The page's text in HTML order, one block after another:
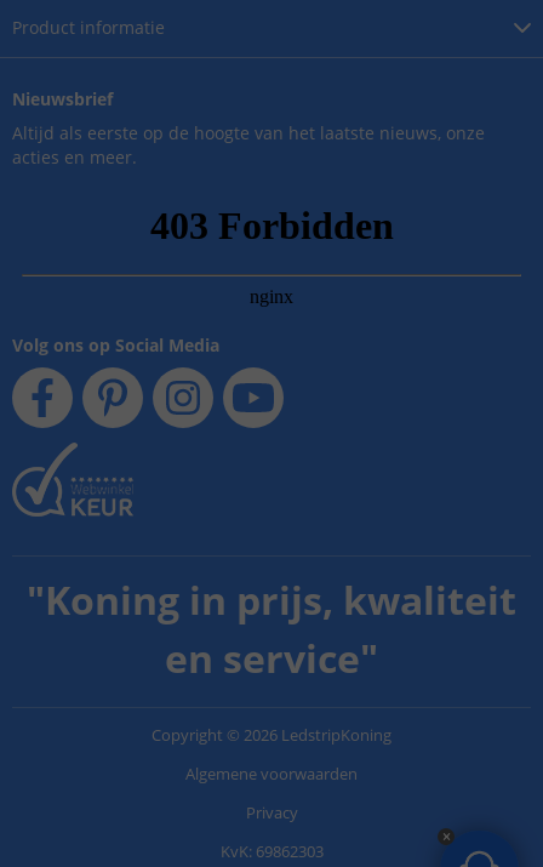
Product informatie
Nieuwsbrief
Altijd als eerste op de hoogte van het laatste nieuws, onze
acties en meer.
Volg ons op Social Media
"Koning in prijs, kwaliteit
en service"
Copyright © 2026 LedstripKoning
Algemene voorwaarden
Privacy
KvK: 69862303